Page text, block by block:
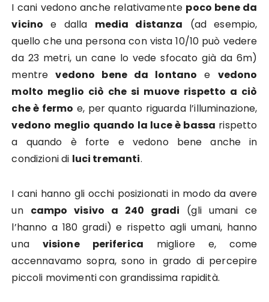
I cani vedono anche relativamente poco bene da
vicino e dalla media distanza (ad esempio,
quello che una persona con vista 10/10 può vedere
da 23 metri, un cane lo vede sfocato già da 6m)
mentrevedono bene da lontano e vedono
molto meglio ciò che si muove rispetto a ciò
che è fermo e, per quanto riguarda l’illuminazione,
vedono meglio quando la luce è bassa rispetto
a quando è forte e vedono bene anche in
condizioni di luci tremanti.
I cani hanno gli occhi posizionati in modo da avere
un campo visivo a 240 gradi (gli umani ce
l’hanno a 180 gradi) e rispetto agli umani, hanno
una visione periferica migliore e, come
accennavamo sopra, sono in grado di percepire
piccoli movimenti con grandissima rapidità.